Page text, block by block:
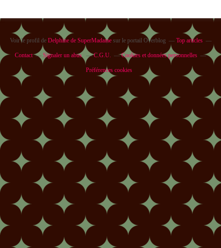
Voir le profil de Delphine de SuperMadamesur le portail Overblog Top articles
Contact Signaler un abus C.G.U. Cookies et données personnelles
Préférences cookies